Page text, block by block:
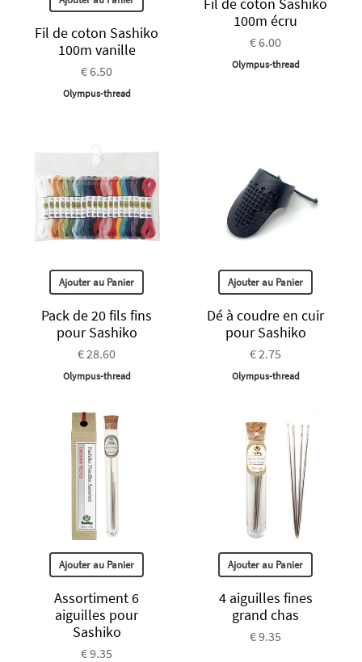
Fil de coton Sashiko
100m vanille
€ 6.50
Olympus-thread
100m écru
€ 6.00
Olympus-thread
Ajouter au Panier
Pack de 20 fils fins
pour Sashiko
€ 28.60
Olympus-thread
Ajouter au Panier
Dé à coudre en cuir
pour Sashiko
€ 2.75
Olympus-thread
Ajouter au Panier
Assortiment 6
aiguilles pour
Sashiko
€ 9.35
Ajouter au Panier
4 aiguilles fines
grand chas
€ 9.35